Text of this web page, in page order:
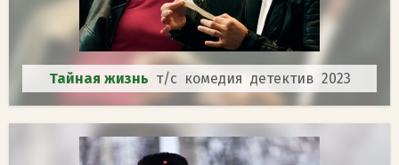
Тайная жизнь т/с комедия детектив 2023